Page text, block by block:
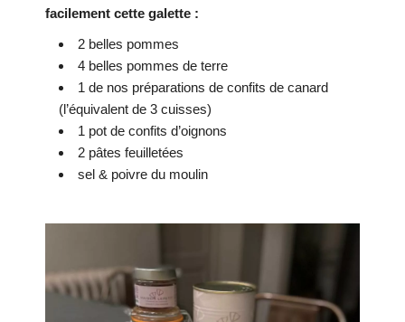
facilement cette galette :
2 belles pommes
4 belles pommes de terre
1 de nos préparations de confits de canard
(l’équivalent de 3 cuisses)
1 pot de confits d’oignons
2 pâtes feuilletées
sel & poivre du moulin